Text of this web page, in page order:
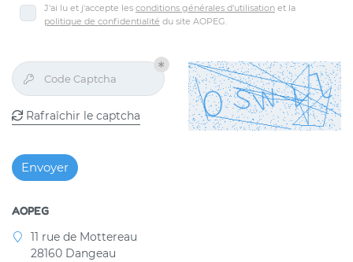
Accueil
Services
Toilettage
Gîte
animalier
Formation
Une
06 46 26 08
J'ai lu et j'accepte les conditions générales d'utilisation et la
politique de confidentialité du site AOPEG
 Code Captcha
 Rafraîchir le captcha
Envoyer
AOPEG
11 rue de Mottereau
28160 Dangeau